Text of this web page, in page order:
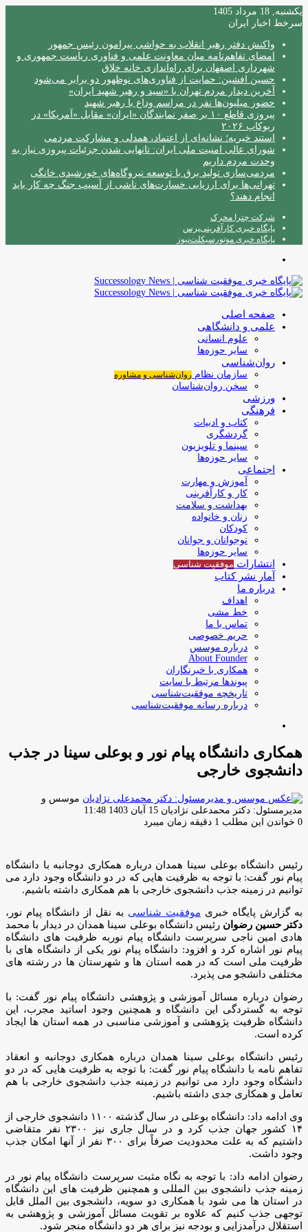
یکشنبه, 18 مرداد 1405
سرخط اخبار ایران
واکنش دفتر رهبر انقلاب به حواشی پیرامون رئیس جمهور
امضای تفاهم‌نامه میان معاونت علمی و فناوری ریاست جمهوری و
شهرداری اصفهان برای راه‌اندازی خانه خلاق
حسین افشین: حمایت از فناوری‌های نوظهور دو برابر می‌شود
آخرین دیدار مردم تهران با «سید و رهبر شهید ایران»
حضور میلیون‌ها نفر در مراسم وداع با رهبر شهید
پیروزی قاطع ۱۰ بر صفر نمایندگان «ایران» مقابل «آمریکا» در
ربوکاپ ۲۰۲۶
استند خیریه؛ نشانه‌ای از اعتماد، همدلی و مشارکت مردمی
شورای عالی امنیت ملی ایران: تانهایی شدن جزئیات پیروزی نیاز به
وحدت مردم داریم
مردمی‌سازی تولید برق با توسعه نیروگاه‌های خورشیدی خانگی
تهرانی‌ها برای ارزیابی خسارت‌های ناشی از آسیب جنگ چه کار باید
انجام دهند؟
شرکت چترا محرک
پایگاه خبری کارآفرینی‌پرس
پایگاه خبری موتورسیکلت‌نیوز
صفحه اصلی
علمی و دانشگاهی
علوم انسانی
سایر حوزه‌ها
روان‌شناسی
سازمان نظام روان‌شناسی و مشاوره
سخن روان‌شناسان
ورزشی
فرهنگی
کتاب و ادبیات
گردشگری
سینما و تلویزیون
سایر حوزه‌ها
اجتماعی
آموزش و مهارت
کار و کارآفرینی
بهداشت و سلامت
زنان و خانواده
کودکان
نوجوانان و جوانان
سایر حوزه‌ها
انتشارات موفقیت‌ شناسی
آمار نشر کتاب
درباره ما
اهداف
خط مشی
تماس با ما
حریم خصوصی
درباره موسس
About Founder
همکاری با خبرنگاران
پیوندها مرتبط با سایت
تاریخچه موفقیت‌شناسی
درباره رسانه موفقیت‌شناسی
همکاری دانشگاه پیام نور و بوعلی سینا در جذب
دانشجوی خارجی
موسس و
مدیرمسئول: دکتر محمدعلی نژادیان ارسال
ایمیل
15 آبان 1403 11:48
0 خواندن این مطلب 1 دقیقه زمان میبرد
رئیس دانشگاه بوعلی سینا همدان درباره همکاری دوجانبه با دانشگاه
پیام نور گفت: با توجه به ظرفیت هایی که در دو دانشگاه وجود دارد می
توانیم در زمینه جذب دانشجوی خارجی با هم همکاری داشته باشیم.
به گزارش پایگاه خبری موفقیت شناسی به نقل از دانشگاه پیام نور،
دکتر حسین رضوان رئیس دانشگاه بوعلی سینا همدان در دیدار با محمد
هادی امین ناجی سرپرست دانشگاه پیام نوربه ظرفیت های دانشگاه
پیام نور اشاره کرد و افزود: دانشگاه پیام نور یکی از دانشگاه های با
ظرفیت ملی است که در همه استان ها و شهرستان ها در رشته های
مختلفی دانشجو می پذیرد.
رضوان درباره مسائل آموزشی و پژوهشی دانشگاه پیام نور گفت: با
توجه به گستردگی این دانشگاه و همچنین وجود اساتید مجرب، این
دانشگاه ظرفیت پژوهشی و آموزشی مناسبی در همه استان ها ایجاد
کرده است.
رئیس دانشگاه بوعلی سینا همدان درباره همکاری دوجانبه و انعقاد
تفاهم نامه با دانشگاه پیام نور گفت: با توجه به ظرفیت هایی که در دو
دانشگاه وجود دارد می توانیم در زمینه جذب دانشجوی خارجی با هم
تعامل و همکاری جدی داشته باشیم.
وی ادامه داد: دانشگاه بوعلی در سال گذشته ۱۱۰۰ دانشجوی خارجی از
۱۴ کشور جهان جذب کرد و در سال جاری نیز ۲۳۰۰ نفر متقاضی
داشتیم که به علت محدودیت صرفاً برای ۳۰۰ نفر از آنها امکان جذب
وجود داشت.
رضوان ادامه داد: با توجه به نگاه مثبت سرپرست دانشگاه پیام نور در
زمینه جذب دانشجوی بین المللی و همچنین ظرفیت های این دانشگاه
در استان ها می شود با همکاری دو سویه، دانشجوی بین الملل قابل
توجهی جذب کنیم که علاوه بر تقویت مسائل آموزشی و پژوهشی به
استقلال درآمدزایی و بودجه نیز برای هر دو دانشگاه منجر شود.